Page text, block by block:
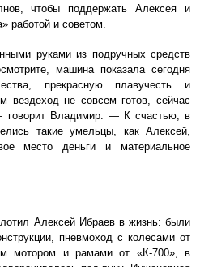
чтобы поддержать Алексея и
работой и советом.
руками из подручных средств
машина показала сегодня
прекрасную плавучесть и
вездеход не совсем готов, сейчас
говорит Владимир. — К счастью, в
такие умельцы, как Алексей,
место деньги и материальное
Алексей Ибраев в жизнь: были
пневмоход с колесами от
мотором и рамами от «К-700», в